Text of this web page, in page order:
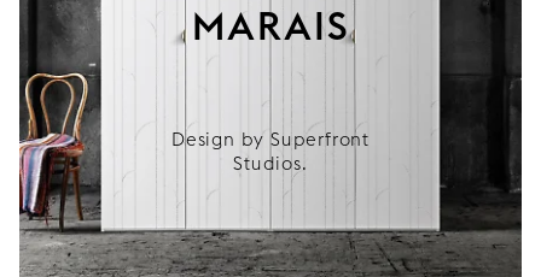
MARAIS
Design by Superfront
Studios.